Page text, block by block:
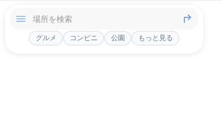
グルメ コンビニ 公園 もっと見る